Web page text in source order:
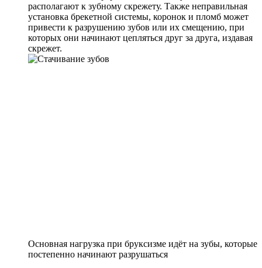
располагают к зубному скрежету. Также неправильная
установка брекетной системы, коронок и пломб может
привести к разрушению зубов или их смещению, при
которых они начинают цепляться друг за друга, издавая
скрежет.
Основная нагрузка при бруксизме идёт на зубы, которые
постепенно начинают разрушаться